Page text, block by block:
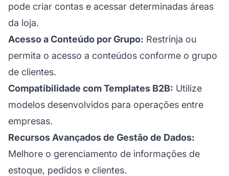
pode criar contas e acessar determinadas áreas
da loja.
Acesso a Conteúdo por Grupo: Restrinja ou
permita o acesso a conteúdos conforme o grupo
de clientes.
Compatibilidade com Templates B2B: Utilize
modelos desenvolvidos para operações entre
empresas.
Recursos Avançados de Gestão de Dados:
Melhore o gerenciamento de informações de
estoque, pedidos e clientes.